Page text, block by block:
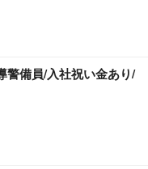
警備員/入社祝い金あり/